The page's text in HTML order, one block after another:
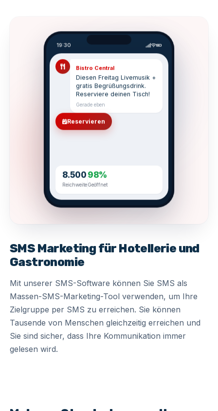
19:30
Bistro Central
Diesen Freitag Livemusik +
gratis Begrüßungsdrink.
Reserviere deinen Tisch!
Gerade eben
Reservieren
8.500
Reichweite
98%
Geöffnet
SMS Marketing für Hotellerie und
Gastronomie
Mit unserer SMS-Software können Sie SMS als
Massen-SMS-Marketing-Tool verwenden, um Ihre
Zielgruppe per SMS zu erreichen. Sie können
Tausende von Menschen gleichzeitig erreichen und
Sie sind sicher, dass Ihre Kommunikation immer
gelesen wird.